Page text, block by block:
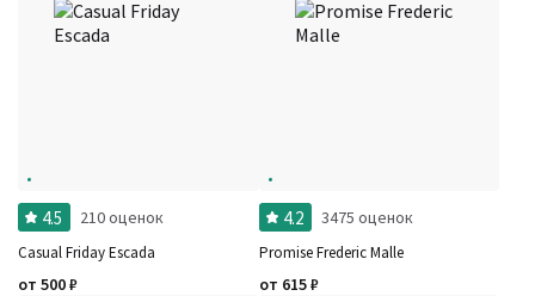
4.5 210 оценок
Casual Friday Escada
от 500₽
4.2 3475 оценок
Promise Frederic Malle
от 615₽